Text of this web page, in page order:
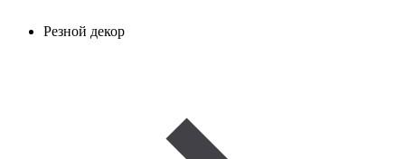
Резной декор